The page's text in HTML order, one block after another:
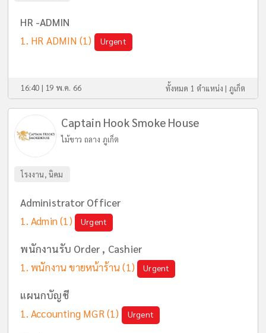
HR -ADMIN
HR ADMIN (1) Urgent
16:40 | 19 พ.ค. 66 ทั้งหมด 1 ตำแหน่ง | ภูเก็ต
Captain Hook Smoke House
ไม้ขาว ถลาง ภูเก็ต
โรงงาน, นิคม
Administrator Officer
Admin(1) Urgent
พนักงานรับ Order , Cashier
พนักงาน ขายหน้าร้าน(1) Urgent
แผนกบัญชี
Accounting MGR (1) Urgent